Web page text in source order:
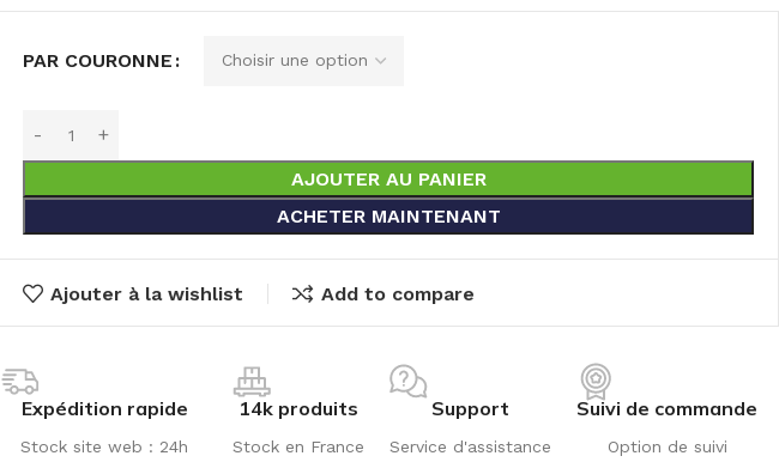
PAR COURONNE
AJOUTER AU PANIER
ACHETER MAINTENANT
Ajouter à la wishlist Add to compare
Expédition rapide
Stock site web : 24h
14k produits
Stock en France
Support
Service d'assistance
Suivi de commande
Option de suivi